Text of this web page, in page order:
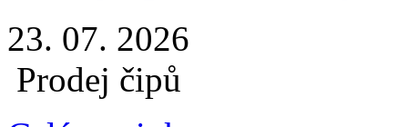
23. 07. 2026
Prodej čipů